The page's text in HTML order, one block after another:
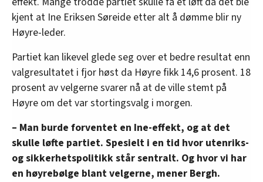
kjent at Ine Eriksen Søreide etter alt å dømme blir ny
Høyre-leder.
Partiet kan likevel glede seg over et bedre resultat enn
valgresultatet i fjor høst da Høyre fikk 14,6 prosent. 18
prosent av velgerne svarer nå at de ville stemt på
Høyre om det var stortingsvalg i morgen.
– Man burde forventet en Ine-effekt, og at det
skulle løfte partiet. Spesielt i en tid hvor utenriks-
og sikkerhetspolitikk står sentralt. Og hvor vi har
en høyrebølge blant velgerne, mener Bergh.